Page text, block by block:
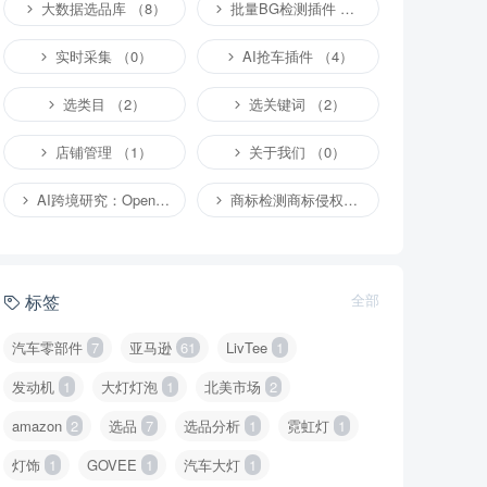
大数据选品库 （8） 批量BG检测插件 （4）
实时采集 （0） AI抢车插件 （4）
选类目 （2） 选关键词 （2）
店铺管理 （1） 关于我们 （0）
AI跨境研究：OpenClaw小龙虾等应用 （2） 商标检测商标侵权专栏 （1）
标签 全部
汽车零部件 7 亚马逊 61 LivTee 1
发动机 1 大灯灯泡 1 北美市场 2
amazon 2 选品 7 选品分析 1 霓虹灯 1
灯饰 1 GOVEE 1 汽车大灯 1